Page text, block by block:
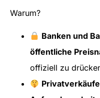
Warum?
Banken und
öffentliche
offiziell zu